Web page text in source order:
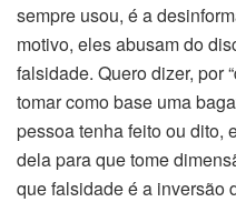
sempre usou, é a
motivo, eles abusam do
falsidade. Quero dizer, por
tomar como base uma
pessoa tenha feito ou dito,
dela para que tome
que falsidade é a inversão